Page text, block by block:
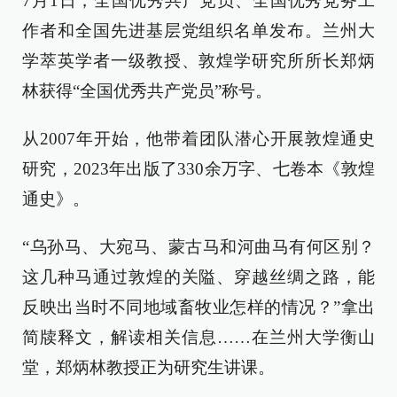
作者和全国先进基层党组织名单发布。兰州大
学萃英学者一级教授、敦煌学研究所所长郑炳
林获得“全国优秀共产党员”称号。
从2007年开始，他带着团队潜心开展敦煌通史
研究，2023年出版了330余万字、七卷本《敦煌
通史》。
“乌孙马、大宛马、蒙古马和河曲马有何区别？
这几种马通过敦煌的关隘、穿越丝绸之路，能
反映出当时不同地域畜牧业怎样的情况？”拿出
简牍释文，解读相关信息……在兰州大学衡山
堂，郑炳林教授正为研究生讲课。